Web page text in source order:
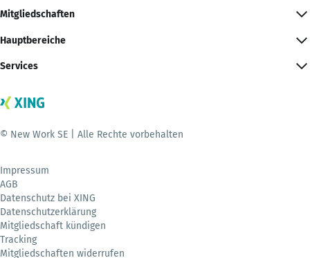
Mitgliedschaften
Hauptbereiche
Services
© New Work SE | Alle Rechte vorbehalten
Impressum
AGB
Datenschutz bei XING
Datenschutzerklärung
Mitgliedschaft kündigen
Tracking
Mitgliedschaften widerrufen